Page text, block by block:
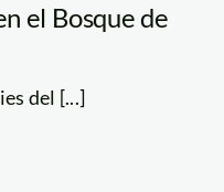
el Bosque de
del [...]